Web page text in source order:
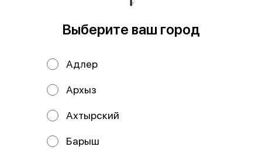
Добрый Лимон-лайм
В корзину
Выберите ваш город
Адлер
Архыз
Ахтырский
Барыш